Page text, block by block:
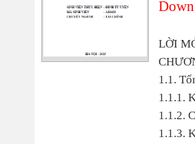
LỜI
1.1.
1.1.1.
1.1.2.
1.1.3.